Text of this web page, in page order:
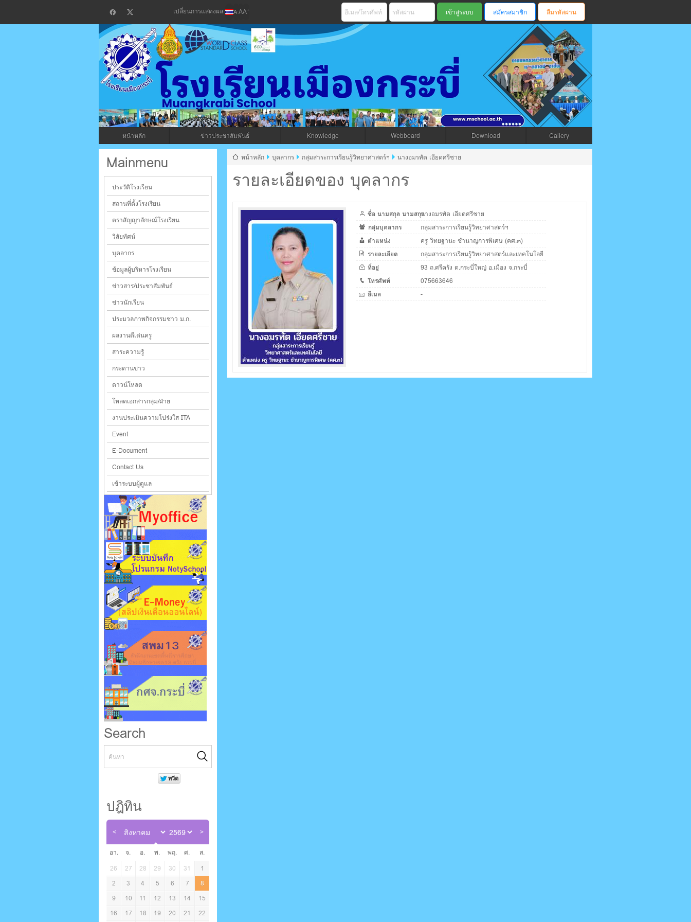
เปลี่ยนการแสดงผล A-AA+ สมัครสมาชิก ลืมรหัสผ่าน
โรงเรียนเมืองกระบี่ สพม ตรัง
กระบี่
ระบบบริหารจัดการเว็บไซต์ (CMS) ด้วย Ajax โดยคนไทย
หน้าหลัก ข่าวประชาสัมพันธ์ Knowledge Webboard Download Gallery
รายละเอียดของ บุคลากร
หน้าหลัก บุคลากร กลุ่มสาระการเรียนรู้วิทยาศาสตร์ฯ นางอมรทัต เอียดศรีชาย
ชื่อ นามสกุล นามสกุลนางอมรทัต เอียดศรีชาย
กลุ่มบุคลากร
กลุ่มสาระการเรียนรู้วิทยาศาสตร์ฯ
ตำแหน่ง
ครู วิทยฐานะ ชำนาญการพิเศษ (คศ.๓)
รายละเอียด
กลุ่มสาระการเรียนรู้วิทยาศาสตร์และเทคโนโลยี
ที่อยู่
93 ถ.ศรีครัง ต.กระบี่ใหญ่ อ.เมือง จ.กระบี่
โทรศัพท์
075663646
อีเมล
-
Mainmenu
ประวัติโรงเรียน
สถานที่ตั้งโรงเรียน
ตราสัญญาลักษณ์โรงเรียน
วิสัยทัศน์
บุคลากร
ข้อมูลผู้บริหารโรงเรียน
ข่าวสาร/ประชาสัมพันธ์
ข่าวนักเรียน
ประมวลภาพกิจกรรมชาว ม.ก.
ผลงานดีเด่นครู
สาระความรู้
กระดานข่าว
ดาวน์โหลด
โหลดเอกสารกลุ่ม/ฝ่าย
งานประเมินความโปร่งใส ITA
Event
E-Document
Contact Us
เข้าระบบผู้ดูแล
Search
ปฎิทิน
อา. จ. อ. พ. พฤ. ศ.
ส.
26
27 28 29 30 31
1
2
3 4 5 6 7
8
9
10 11 12 13 14
15
16
17 18 19 20 21 22